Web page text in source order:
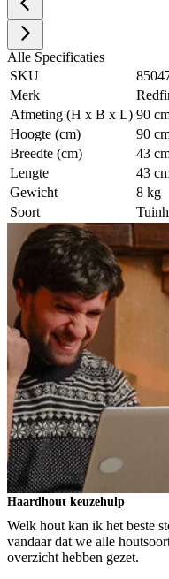
Alle Specificaties
SKU
Merk
Afmeting (H x B x L) 90
Hoogte (cm)
90
Breedte (cm)
43
Lengte
43
Gewicht
8 kg
Soort
Haardhout keuzehulp
Welk hout kan ik het beste
vandaar dat we alle
overzicht hebben gezet.